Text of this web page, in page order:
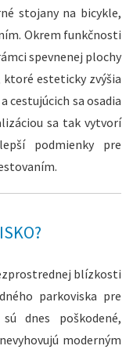
stojany na bicykle,
Okrem funkčnosti
spevnenej plochy
ktoré esteticky zvýšia
cestujúcich sa osadia
sa tak vytvorí
podmienky pre
blízkosti
parkoviska pre
dnes poškodené,
moderným